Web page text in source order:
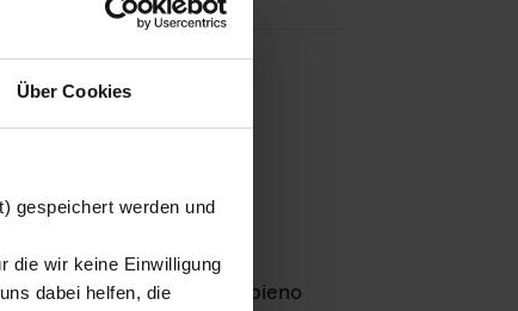
Über Cookies
gespeichert werden und
die wir keine Einwilligung
dabei helfen, die
GmbH e rimangono in pieno